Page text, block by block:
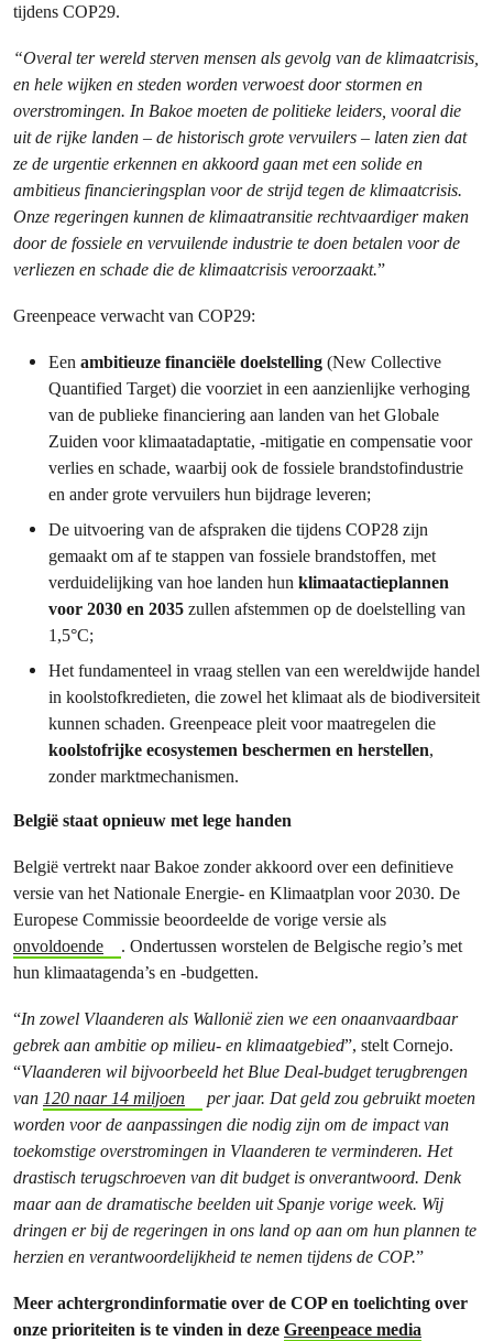
tijdens COP29.
“Overal ter wereld sterven mensen als gevolg van de klimaatcrisis,
en hele wijken en steden worden verwoest door stormen en
overstromingen. In Bakoe moeten de politieke leiders, vooral die
uit de rijke landen – de historisch grote vervuilers – laten zien dat
ze de urgentie erkennen en akkoord gaan met een solide en
ambitieus financieringsplan voor de strijd tegen de klimaatcrisis.
Onze regeringen kunnen de klimaatransitie rechtvaardiger maken
door de fossiele en vervuilende industrie te doen betalen voor de
verliezen en schade die de klimaatcrisis veroorzaakt.”
Greenpeace verwacht van COP29:
Een ambitieuze financiële doelstelling (New Collective
Quantified Target) die voorziet in een aanzienlijke verhoging
van de publieke financiering aan landen van het Globale
Zuiden voor klimaatadaptatie, -mitigatie en compensatie voor
verlies en schade, waarbij ook de fossiele brandstofindustrie
en ander grote vervuilers hun bijdrage leveren;
De uitvoering van de afspraken die tijdens COP28 zijn
gemaakt om af te stappen van fossiele brandstoffen, met
verduidelijking van hoe landen hun klimaatactieplannen
voor 2030 en 2035 zullen afstemmen op de doelstelling van
1,5°C;
Het fundamenteel in vraag stellen van een wereldwijde handel
in koolstofkredieten, die zowel het klimaat als de biodiversiteit
kunnen schaden. Greenpeace pleit voor maatregelen die
koolstofrijke ecosystemen beschermen en herstellen,
zonder marktmechanismen.
België staat opnieuw met lege handen
België vertrekt naar Bakoe zonder akkoord over een definitieve
versie van het Nationale Energie- en Klimaatplan voor 2030. De
Europese Commissie beoordeelde de vorige versie als
onvoldoende
. Ondertussen worstelen de Belgische regio’s met
hun klimaatagenda’s en -budgetten.
“In zowel Vlaanderen als Wallonië zien we een onaanvaardbaar
gebrek aan ambitie op milieu- en klimaatgebied”, stelt Cornejo.
“Vlaanderen wil bijvoorbeeld het Blue Deal-budget terugbrengen
van 120 naar 14 miljoen
per jaar. Dat geld zou gebruikt moeten
worden voor de aanpassingen die nodig zijn om de impact van
toekomstige overstromingen in Vlaanderen te verminderen. Het
drastisch terugschroeven van dit budget is onverantwoord. Denk
maar aan de dramatische beelden uit Spanje vorige week. Wij
dringen er bij de regeringen in ons land op aan om hun plannen te
herzien en verantwoordelijkheid te nemen tijdens de COP.”
Meer achtergrondinformatie over de COP en toelichting over
onze prioriteiten is te vinden in deze Greenpeace media